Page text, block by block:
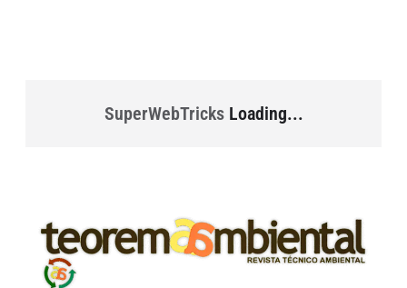
SuperWebTricksLoading...